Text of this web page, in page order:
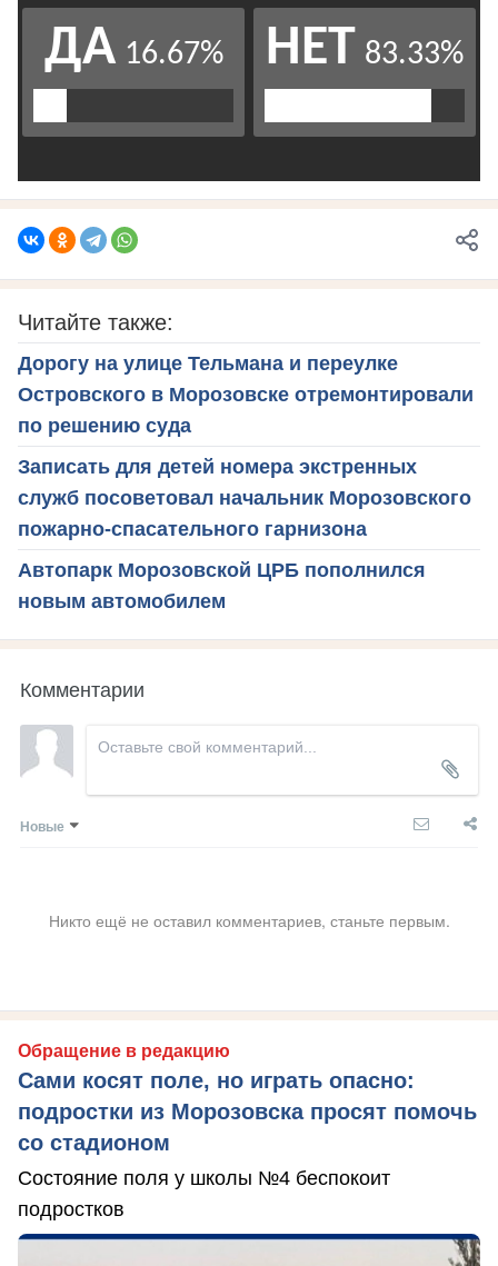
Читайте также:
Дорогу на улице Тельмана и переулке
Островского в Морозовске отремонтировали
по решению суда
Записать для детей номера экстренных
служб посоветовал начальник Морозовского
пожарно-спасательного гарнизона
Автопарк Морозовской ЦРБ пополнился
новым автомобилем
Комментарии
Новые
Никто ещё не оставил комментариев, станьте первым.
Обращение в редакцию
Сами косят поле, но играть опасно:
подростки из Морозовска просят помочь
со стадионом
Состояние поля у школы №4 беспокоит
подростков